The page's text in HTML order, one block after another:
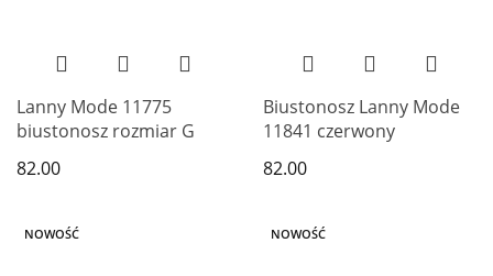
Lanny Mode 11775
biustonosz rozmiar G
82.00
Biustonosz Lanny Mode
11841 czerwony
82.00
NOWOŚĆ NOWOŚĆ